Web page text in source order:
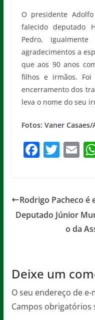
O presidente
falecido deputado
Pedro, igualmente
agradecimentos a
que aos 90 anos
filhos e irmãos. Foi
encerramento dos
leva o nome do seu
Fotos: Vaner Casaes/
F
e
b
T
er
E
l
Rodrigo Pacheco é
Deputado Júnior
o da
Deixe um
O seu endereço de
Campos obrigatórios